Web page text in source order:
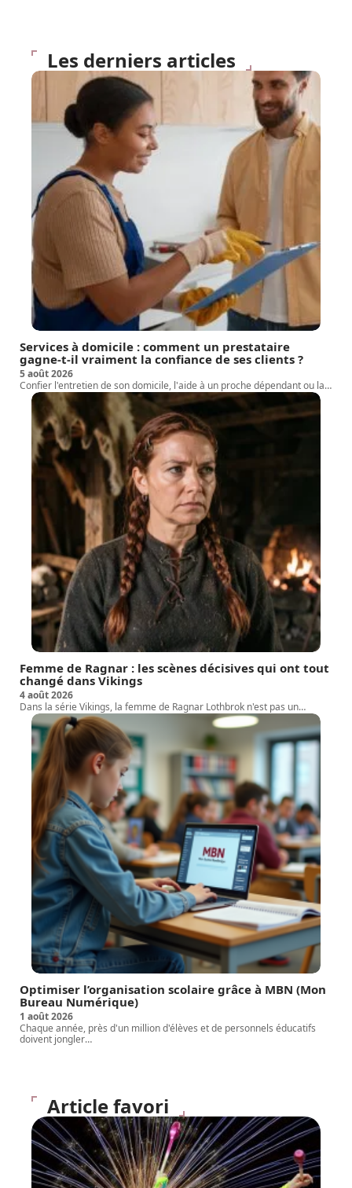
Les derniers articles
Services à domicile : comment un prestataire
gagne-t-il vraiment la confiance de ses clients ?
5 août 2026
Confier l'entretien de son domicile, l'aide à un proche dépendant ou la…
Femme de Ragnar : les scènes décisives qui ont tout
changé dans Vikings
4 août 2026
Dans la série Vikings, la femme de Ragnar Lothbrok n'est pas un…
Optimiser l’organisation scolaire grâce à MBN (Mon
Bureau Numérique)
1 août 2026
Chaque année, près d'un million d'élèves et de personnels éducatifs
doivent jongler…
Article favori